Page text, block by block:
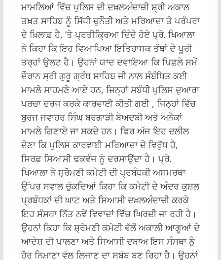
ਮਾਮਲਿਆਂ ਵਿੱਚ ਪੁਲਿਸ ਦੀ ਦਖ਼ਲਅੰਦਾਜ਼ੀ ਸ਼੍ਰੀ ਅਕਾਲ
ਤਖ਼ਤ ਸਾਹਿਬ ਨੂੰ ਸਿੱਧੀ ਚੁਨੌਤੀ ਅਤੇ ਮਰਿਆਦਾ ਤੇ ਪਰੰਪਰਾ
ਦੇ ਖ਼ਿਲਾਫ਼ ਹੈ, ’ਤੇ ਪ੍ਰਤੀਕ੍ਰਿਆ ਦਿੰਦੇ ਹੋਏ ਪ੍ਰੋ. ਖਿਆਲਾ
ਨੇ ਕਿਹਾ ਕਿ ਇਹ ਵਿਆਖਿਆ ਇਤਿਹਾਸਕ ਤੱਥਾਂ ਦੇ ਪੂਰੀ
ਤਰ੍ਹਾਂ ਉਲਟ ਹੈ। ਉਹਨਾਂ ਯਾਦ ਦਵਾਇਆ ਕਿ ਪਿਛਲੇ ਸਮੇਂ
ਦੌਰਾਨ ਸ੍ਰੀ ਗੁਰੂ ਗ੍ਰੰਥ ਸਾਹਿਬ ਜੀ ਨਾਲ ਸੰਬੰਧਿਤ ਕਈ
ਮਾਮਲੇ ਸਾਹਮਣੇ ਆਏ ਹਨ, ਜਿਨ੍ਹਾਂ ਸਬੰਧੀ ਪੁਲਿਸ ਦੁਆਰਾ
ਪਰਚਾ ਦਰਜ ਕਰਕੇ ਕਾਰਵਾਈ ਕੀਤੀ ਗਈ , ਜਿਨ੍ਹਾਂ ਵਿੱਚ
ਬੁਰਜ ਜਵਾਹਰ ਸਿੰਘ ਬਰਗਾੜੀ ਬੇਅਦਬੀ ਅਤੇ ਅਨੇਕਾਂ
ਮਾਮਲੇ ਗਿਣਾਏ ਜਾ ਸਕਦੇ ਹਨ। ਫਿਰ ਅੱਜ ਇਹ ਦਲੀਲ
ਦੇਣਾ ਕਿ ਪੁਲਿਸ ਕਾਰਵਾਈ ਮਰਿਆਦਾ ਦੇ ਵਿਰੁੱਧ ਹੈ,
ਸਿਰਫ਼ ਸਿਆਸੀ ਢਕਵੰਜ ਨੂੰ ਦਰਸਾਉਂਦਾ ਹੈ। ਪ੍ਰੋ.
ਖਿਆਲਾ ਨੇ ਸ਼੍ਰੋਮਣੀ ਕਮੇਟੀ ਦੀ ਪ੍ਰਬੰਧਕੀ ਅਸਮਰਥਾ
ਉੱਪਰ ਸਵਾਲ ਚੁੱਕਦਿਆਂ ਕਿਹਾ ਕਿ ਕਮੇਟੀ ਦੇ ਅੰਦਰ ਕੁਸ਼ਲ
ਪ੍ਰਬੰਧਕਾਂ ਦੀ ਘਾਟ ਅਤੇ ਸਿਆਸੀ ਦਖ਼ਲਅੰਦਾਜ਼ੀ ਕਰਕੇ
ਇਹ ਸੰਸਥਾ ਨਿੱਤ ਨਵੇਂ ਵਿਵਾਦਾਂ ਵਿੱਚ ਘਿਰਦੀ ਜਾ ਰਹੀ ਹੈ।
ਉਹਨਾਂ ਕਿਹਾ ਕਿ ਸ਼੍ਰੋਮਣੀ ਕਮੇਟੀ ਵੱਲੋਂ ਅਕਾਲੀ ਆਗੂਆਂ ਦੇ
ਆਦੇਸ਼ ਦੀ ਪਾਲਣਾ ਅਤੇ ਸਿਆਸੀ ਦਬਾਅ ਇਸ ਸੰਸਥਾ ਨੂੰ
ਹੋਰ ਨਿਮਾਣਾ ਵੱਲ ਲਿਜਾਣ ਦਾ ਸਬੱਬ ਬਣ ਰਿਹਾ ਹੈ। ਉਹਨਾਂ